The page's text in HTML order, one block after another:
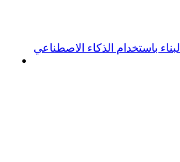
البناء باستخدام الذكاء الاصطناعي